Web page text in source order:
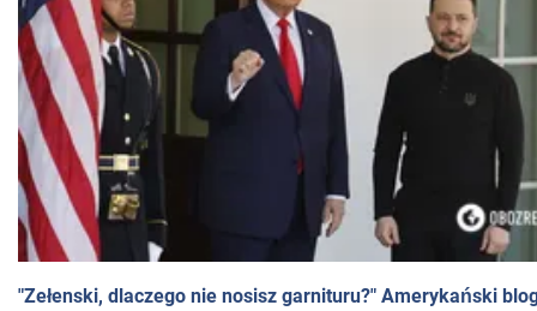
"Zełenski, dlaczego nie nosisz garnituru?" Amerykański